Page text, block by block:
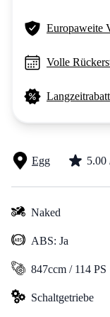
Europaweite
Volle
Langzeitrabatt
Egg 5.00
Naked
ABS: Ja
847ccm / 114 PS
Schaltgetriebe